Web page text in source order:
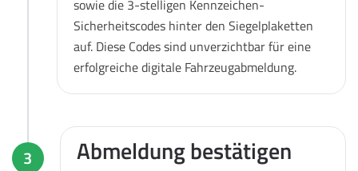
sowie die 3-stelligen Kennzeichen-
Sicherheitscodes hinter den Siegelplaketten
auf. Diese Codes sind unverzichtbar für eine
erfolgreiche digitale Fahrzeugabmeldung.
3 Abmeldung bestätigen